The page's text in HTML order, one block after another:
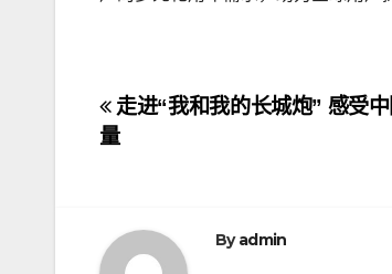
文
章
航
走进“我和我的长城炮” 感受
量
Byadmin